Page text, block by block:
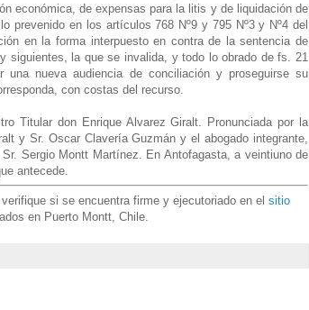
económica, de expensas para la litis y de liquidación de
prevenido en los artículos 768 Nº9 y 795 Nº3 y Nº4 del
en la forma interpuesto en contra de la sentencia de
la que se invalida, y todo lo obrado de fs. 21
nueva audiencia de conciliación y proseguirse su
con costas del recurso.
Titular don Enrique Alvarez Giralt. Pronunciada por la
y Sr. Oscar Clavería Guzmán y el abogado integrante,
Sergio Montt Martínez. En Antofagasta, a veintiuno de
antecede
si se encuentra firme y ejecutoriado en el sitio
en Puerto Montt, Chile.